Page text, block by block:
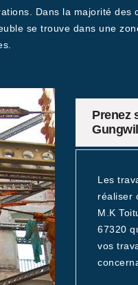
Dans la majorité
se trouve dans une
Prenez
Les
réaliser
M.K
67320
vos